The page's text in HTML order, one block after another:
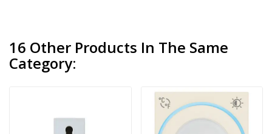
16 Other Products In The Same
Category: